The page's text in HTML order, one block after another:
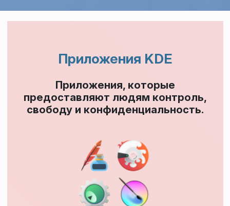
Приложения KDE
Приложения, которые
предоставляют людям контроль,
свободу и конфиденциальность.